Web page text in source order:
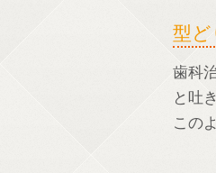
型ど
歯科
と吐
この